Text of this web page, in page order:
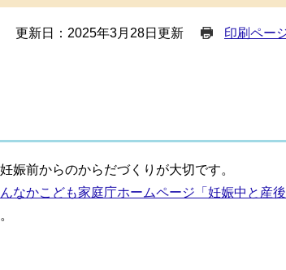
更新日：2025年3月28日更新 印刷ペー
娠前からのからだづくりが大切です。
なかこども家庭庁ホームページ「妊娠中と産